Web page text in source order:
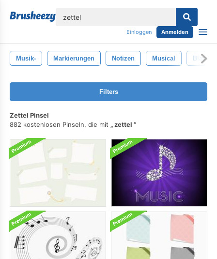
Einloggen Anmelden
Musik- Markierungen Notizen Musical Blatt
Filters
Zettel Pinsel
882 kostenlosen Pinseln, die mit
zettel